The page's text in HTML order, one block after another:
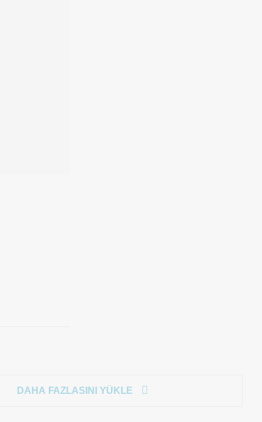
DAHA FAZLASINI YÜKLE